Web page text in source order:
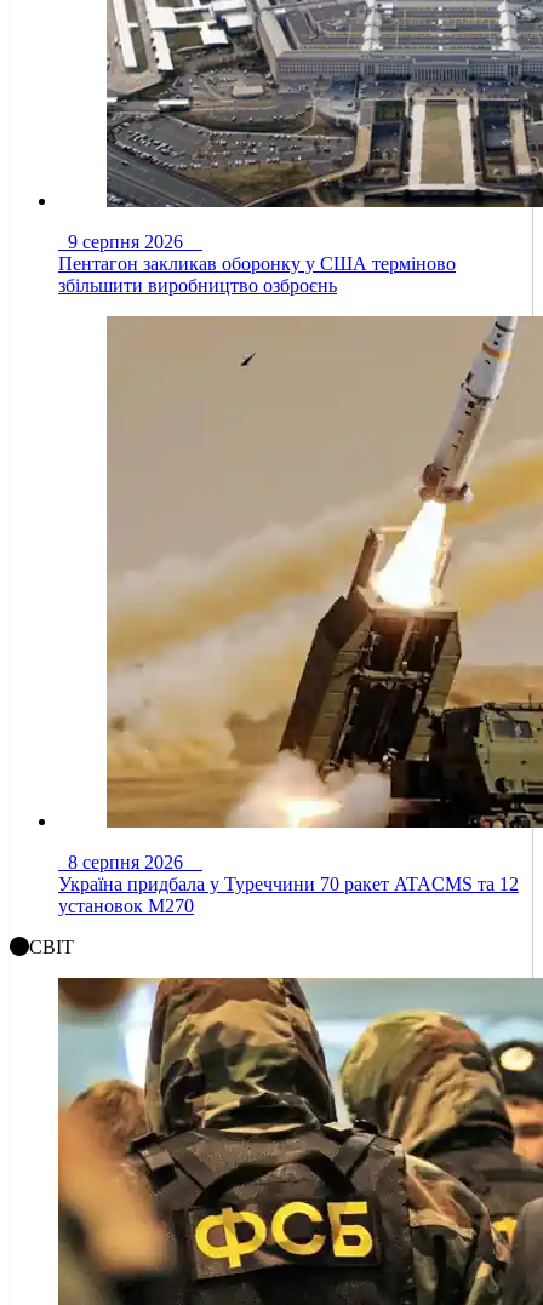
9 серпня 2026
Пентагон закликав оборонку у США терміново
збільшити виробництво озброєнь
8 серпня 2026
Україна придбала у Туреччини 70 ракет ATACMS та 12
установок M270
СВІТ